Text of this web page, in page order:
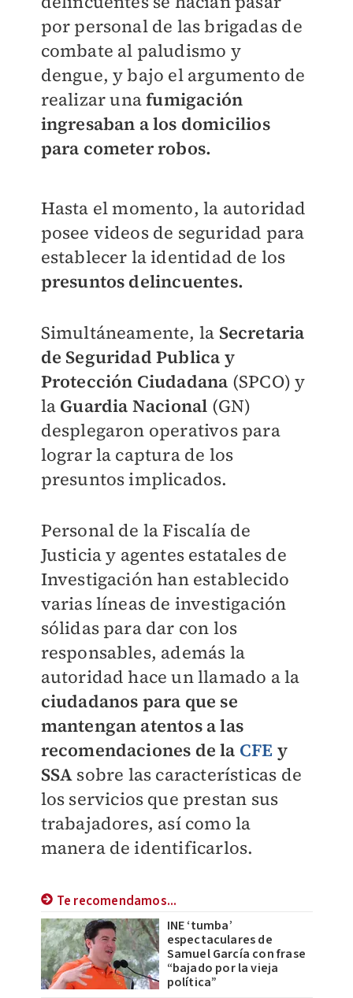
por personal de las brigadas de
combate al paludismo y
dengue, y bajo el argumento de
realizar unafumigación
ingresaban a los domicilios
para cometer robos.
Hasta el momento, la autoridad
posee videos de seguridad para
establecer la identidad de los
presuntos delincuentes.
Simultáneamente, la Secretaria
de Seguridad Publica y
Protección Ciudadana (SPCO) y
la Guardia Nacional (GN)
desplegaron operativos para
lograr la captura de los
presuntos implicados.
Personal de la Fiscalía de
Justicia y agentes estatales de
Investigación han establecido
varias líneas de investigación
sólidas para dar con los
responsables, además la
autoridad hace un llamado a la
ciudadanos para que se
mantengan atentos a las
recomendaciones de la CFE y
SSA sobre las características de
los servicios que prestan sus
trabajadores, así como la
manera de identificarlos.
Te recomendamos...
INE ‘tumba’
espectaculares de
Samuel García con frase
“bajado por la vieja
política”